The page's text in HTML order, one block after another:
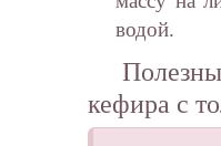
водой.
кефира с